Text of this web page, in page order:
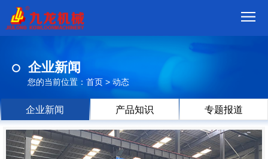
品
视
频
现
企业新闻
您的当前位置： 首页 > 动态
企业新闻 产品知识 专题报道